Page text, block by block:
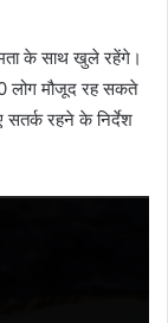
के साथ खुले रहेंगे।
लोग मौजूद रह सकते
सतर्क रहने के निर्देश